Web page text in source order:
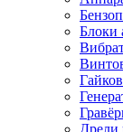
Блоки
Дрели